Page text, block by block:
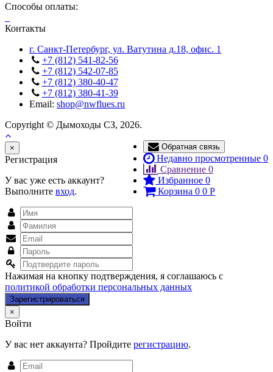
Способы оплаты:
Контакты
г. Санкт-Петербург, ул. Ватутина д.18, офис. 1
+7 (812) 541-82-56
+7 (812) 542-07-85
+7 (812) 380-40-47
+7 (812) 380-41-39
Email: shop@nwflues.ru
Copyright © Дымоходы СЗ, 2026.
Обратная связь
Недавно просмотренные 0
Сравнение 0
Избранное 0
Корзина 0 0 Р
×
Регистрация
У вас уже есть аккаунт?
Выполните вход.
Нажимая на кнопку подтверждения, я соглашаюсь с
политикой обработки персональных данных
×
Войти
У вас нет аккаунта? Пройдите регистрацию.